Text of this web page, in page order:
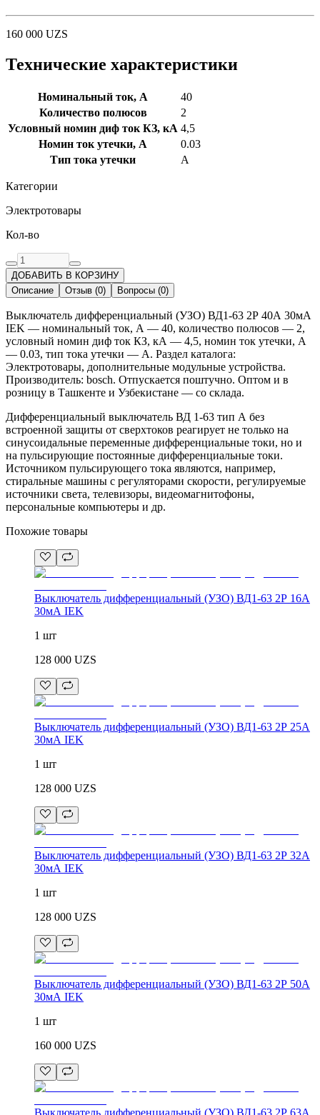
160 000 UZS
Технические характеристики
Номинальный ток, А
40
Количество полюсов
2
Условный номин диф ток КЗ, кА 4,5
Номин ток утечки, А
0.03
Тип тока утечки
A
Категории
Электротовары
Кол-во
ДОБАВИТЬ В КОРЗИНУ
Описание
Отзыв (0) Вопросы (0)
Выключатель дифференциальный (УЗО) ВД1-63 2Р 40А 30мА
IEK — номинальный ток, А — 40, количество полюсов — 2,
условный номин диф ток КЗ, кА — 4,5, номин ток утечки, А
— 0.03, тип тока утечки — A. Раздел каталога:
Электротовары, дополнительные модульные устройства.
Производитель: bosch. Отпускается поштучно. Оптом и в
розницу в Ташкенте и Узбекистане — со склада.
Дифференциальный выключатель ВД 1-63 тип А без
встроенной защиты от сверхтоков реагирует не только на
синусоидальные переменные дифференциальные токи, но и
на пульсирующие постоянные дифференциальные токи.
Источником пульсирующего тока являются, например,
стиральные машины с регуляторами скорости, регулируемые
источники света, телевизоры, видеомагнитофоны,
персональные компьютеры и др.
Похожие товары
Выключатель дифференциальный (УЗО) ВД1-63 2Р 16А
30мА IEK
1 шт
128 000 UZS
Выключатель дифференциальный (УЗО) ВД1-63 2Р 25А
30мА IEK
1 шт
128 000 UZS
Выключатель дифференциальный (УЗО) ВД1-63 2Р 32А
30мА IEK
1 шт
128 000 UZS
Выключатель дифференциальный (УЗО) ВД1-63 2Р 50А
30мА IEK
1 шт
160 000 UZS
Выключатель дифференциальный (УЗО) ВД1-63 2Р 63А